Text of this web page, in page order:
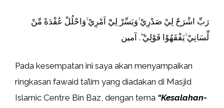
رَبِّ اشْرَحْ لِيْ صَدْرِيْ ۙوَيَسِّرْ لِيْٓ اَمْرِيْ ۙوَاحْلُلْ عُقْدَةً مِّنْ
لِّسَانِيْ ۙيَفْقَهُوْا قَوْلِيْ ۖ. آمين
Pada kesempatan ini saya akan menyampaikan
ringkasan fawaid ta’lim yang diadakan di Masjid
Islamic Centre Bin Baz, dengan tema “Kesalahan-